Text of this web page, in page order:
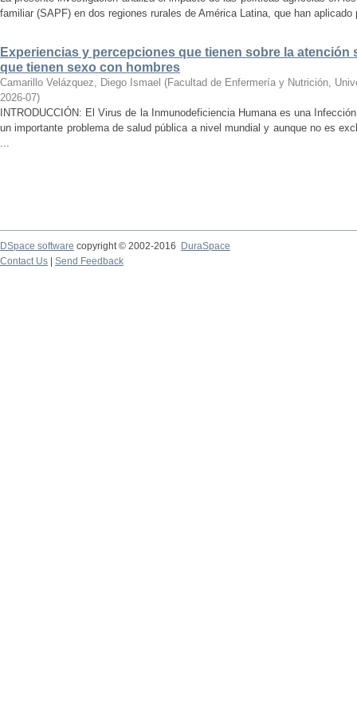
familiar (SAPF) en dos regiones rurales de América Latina, que han
Experiencias y percepciones que tienen sobre la atención
que tienen sexo con hombres
Camarillo Velázquez, Diego Ismael (Facultad de Enfermería y Nutrición,
2026-07)
INTRODUCCIÓN: El Virus de la Inmunodeficiencia Humana es una
un importante problema de salud pública a nivel mundial y aunque no es
...
DSpace software copyright © 2002-2016
DuraSpace
Contact Us
Send Feedback